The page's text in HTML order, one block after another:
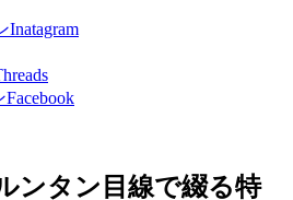
Inatagram
Facebook
ンタン目線で綴る特